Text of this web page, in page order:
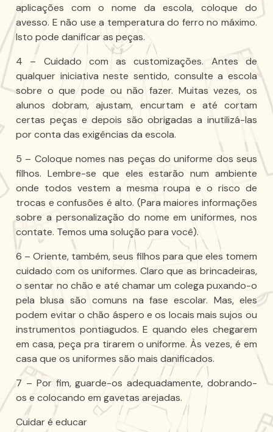
aplicações com o nome da escola, coloque do
avesso. E não use a temperatura do ferro no máximo.
Isto pode danificar as peças.
4 – Cuidado com as customizações. Antes de
qualquer iniciativa neste sentido, consulte a escola
sobre o que pode ou não fazer. Muitas vezes, os
alunos dobram, ajustam, encurtam e até cortam
certas peças e depois são obrigadas a inutilizá-las
por conta das exigências da escola.
5 – Coloque nomes nas peças do uniforme dos seus
filhos. Lembre-se que eles estarão num ambiente
onde todos vestem a mesma roupa e o risco de
trocas e confusões é alto. (Para maiores informações
sobre a personalização do nome em uniformes, nos
contate. Temos uma solução para você).
6 – Oriente, também, seus filhos para que eles tomem
cuidado com os uniformes. Claro que as brincadeiras,
o sentar no chão e até chamar um colega puxando-o
pela blusa são comuns na fase escolar. Mas, eles
podem evitar o chão áspero e os locais mais sujos ou
instrumentos pontiagudos. E quando eles chegarem
em casa, peça pra tirarem o uniforme. Às vezes, é em
casa que os uniformes são mais danificados.
7 – Por fim, guarde-os adequadamente, dobrando-
os e colocando em gavetas arejadas.
Cuidar é educar